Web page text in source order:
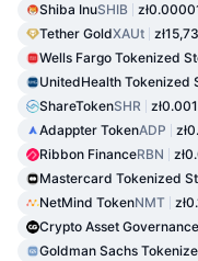
Shiba InuSHIB
Tether GoldXAUt
Wells Fargo Tokenized
UnitedHealth Tokenized
ShareTokenSHR
Adappter TokenADP
Ribbon FinanceRBN
Mastercard Tokenized
NetMind TokenNMT
Crypto Asset
Goldman Sachs